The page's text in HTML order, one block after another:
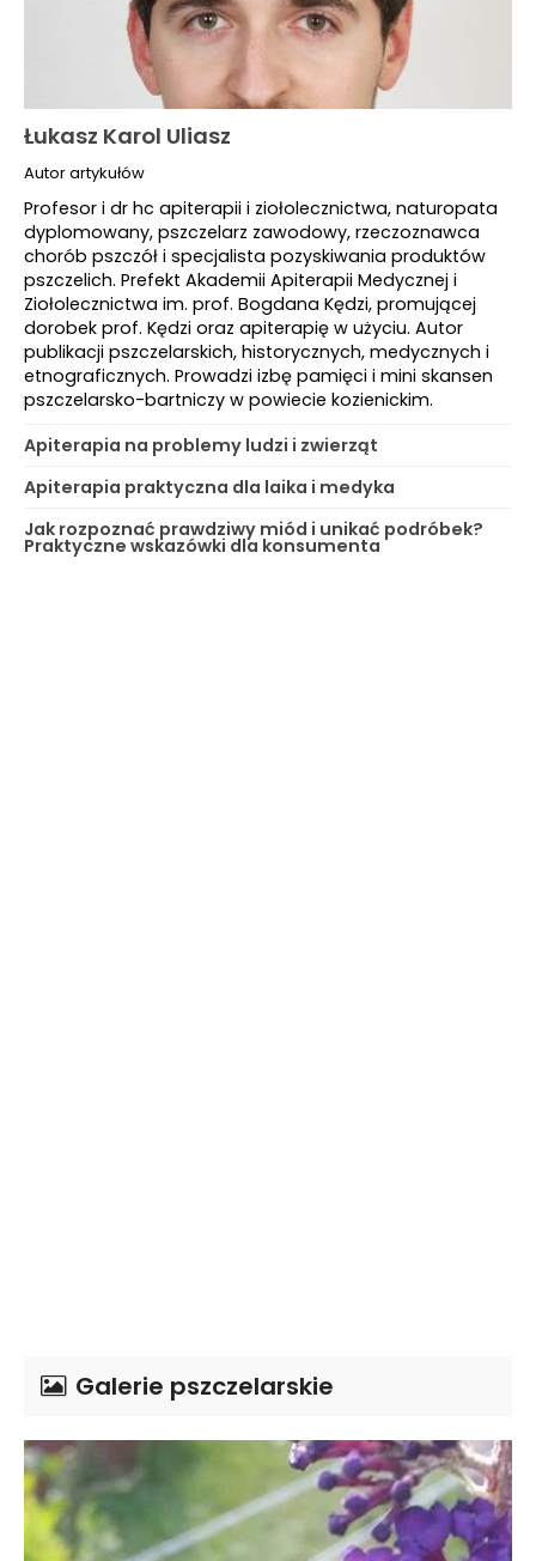
Łukasz Karol Uliasz
Autor artykułów
Profesor i dr hc apiterapii i ziołolecznictwa, naturopata
dyplomowany, pszczelarz zawodowy, rzeczoznawca
chorób pszczół i specjalista pozyskiwania produktów
pszczelich. Prefekt Akademii Apiterapii Medycznej i
Ziołolecznictwa im. prof. Bogdana Kędzi, promującej
dorobek prof. Kędzi oraz apiterapię w użyciu. Autor
publikacji pszczelarskich, historycznych, medycznych i
etnograficznych. Prowadzi izbę pamięci i mini skansen
pszczelarsko-bartniczy w powiecie kozienickim.
Apiterapia na problemy ludzi i zwierząt
Apiterapia praktyczna dla laika i medyka
Jak rozpoznać prawdziwy miód i unikać podróbek?
Praktyczne wskazówki dla konsumenta
Galerie pszczelarskie